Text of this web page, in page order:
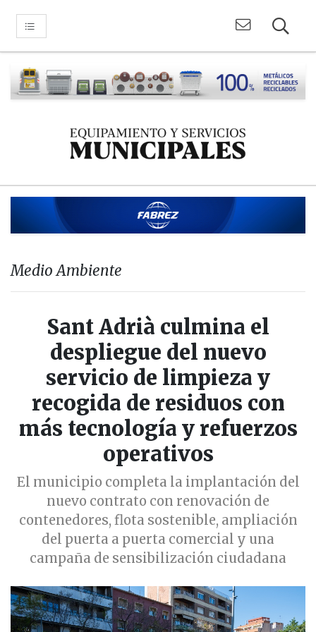
Medio Ambiente
Sant Adrià culmina el
despliegue del nuevo
servicio de limpieza y
recogida de residuos con
más tecnología y refuerzos
operativos
El municipio completa la implantación del
nuevo contrato con renovación de
contenedores, flota sostenible, ampliación
del puerta a puerta comercial y una
campaña de sensibilización ciudadana